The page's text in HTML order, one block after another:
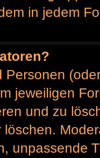
in jedem
Personen
jeweiligen
und zu
unpassende